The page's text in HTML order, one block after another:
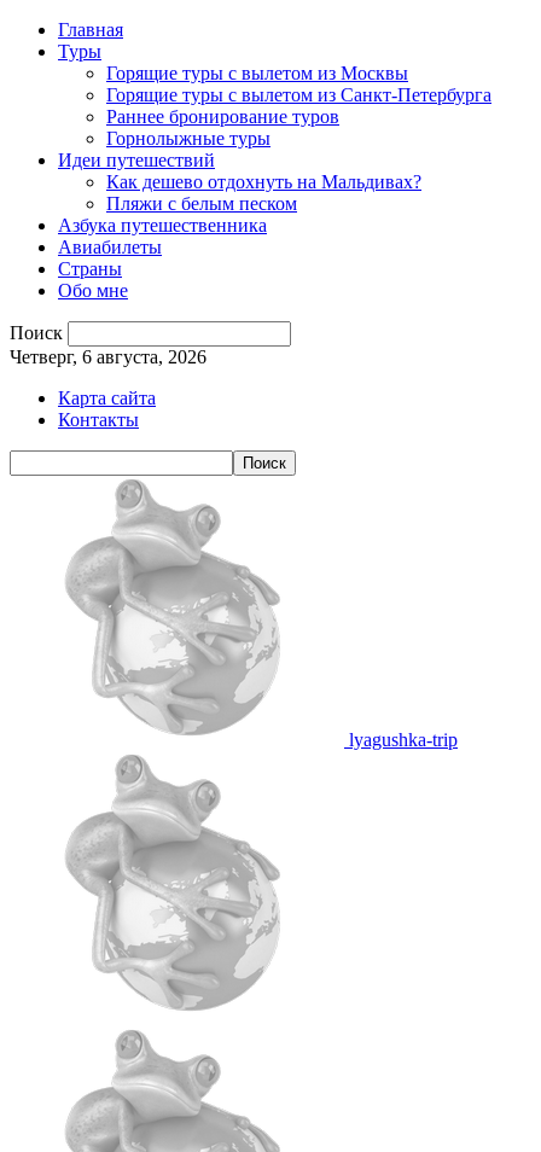
Главная
Туры
Горящие туры с вылетом из Москвы
Горящие туры с вылетом из Санкт-Петербурга
Раннее бронирование туров
Горнолыжные туры
Идеи путешествий
Как дешево отдохнуть на Мальдивах?
Пляжи с белым песком
Азбука путешественника
Авиабилеты
Страны
Обо мне
Поиск
Четверг, 6 августа, 2026
Карта сайта
Контакты
lyagushka-trip